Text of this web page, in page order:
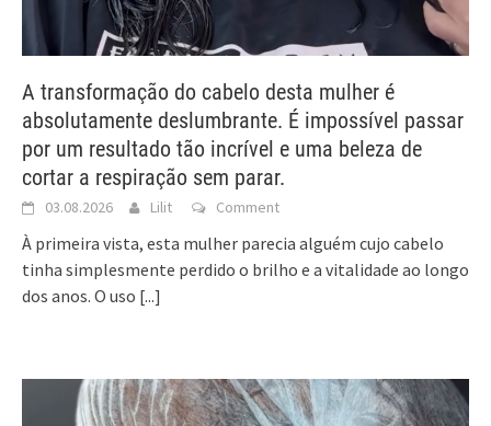
A transformação do cabelo desta mulher é
absolutamente deslumbrante. É impossível passar
por um resultado tão incrível e uma beleza de
cortar a respiração sem parar.
03.08.2026 Lilit Comment
À primeira vista, esta mulher parecia alguém cujo cabelo
tinha simplesmente perdido o brilho e a vitalidade ao longo
dos anos. O uso [...]